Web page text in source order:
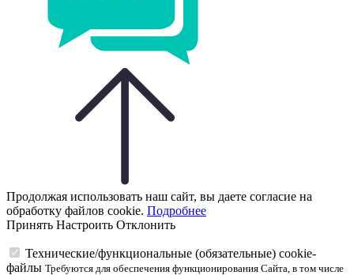
Продолжая использовать наш сайт, вы даете согласие на
обработку файлов cookie. Подробнее
Принять Настроить Отклонить
Технические/функциональные (обязательные) cookie-
файлы Требуются для обеспечения функционирования Сайта, в том числе